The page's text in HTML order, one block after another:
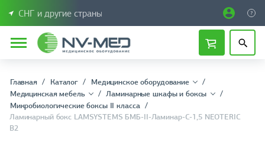
СНГ и другие страны
Главная Каталог
Медицинское оборудование
Медицинская мебель
Ламинарные шкафы и боксы
Микробиологические боксы II класса
Ламинарный бокс LAMSYSTEMS БМБ-II-Ламинар-С-1,5 NEOTERIC
В2